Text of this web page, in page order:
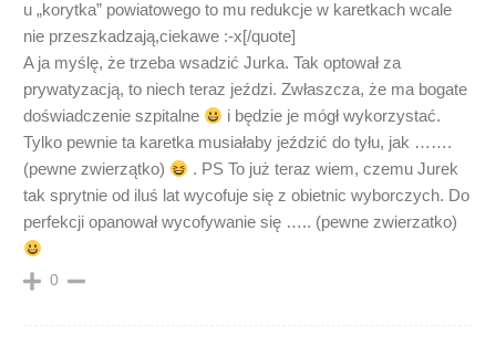
u „korytka” powiatowego to mu redukcje w karetkach wcale
nie przeszkadzają,ciekawe :-x[/quote]
A ja myślę, że trzeba wsadzić Jurka. Tak optował za
prywatyzacją, to niech teraz jeździ. Zwłaszcza, że ma bogate
doświadczenie szpitalne
i będzie je mógł wykorzystać.
Tylko pewnie ta karetka musiałaby jeździć do tyłu, jak …….
(pewne zwierzątko)
. PS To już teraz wiem, czemu Jurek
tak sprytnie od iluś lat wycofuje się z obietnic wyborczych. Do
perfekcji opanował wycofywanie się ….. (pewne zwierzatko)
0